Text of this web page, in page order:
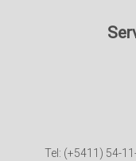
Tel: (+5411) 54-